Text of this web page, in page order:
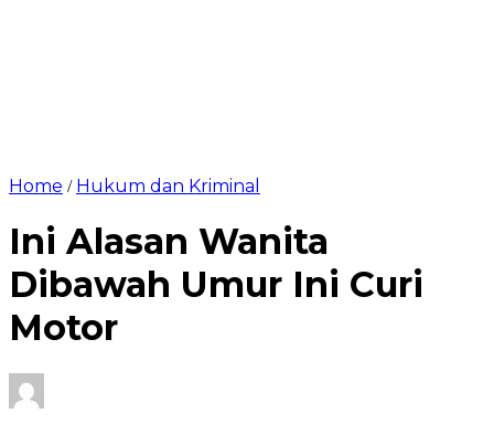
Home / Hukum dan Kriminal
Ini Alasan Wanita
Dibawah Umur Ini Curi
Motor